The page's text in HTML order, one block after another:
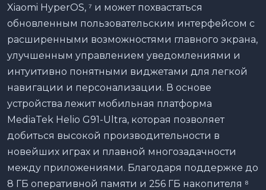
Xiaomi HyperOS, ⁷ и может похвастаться
обновленным пользовательским интерфейсом с
расширенными возможностями главного экрана,
улучшенным управлением уведомлениями и
интуитивно понятными виджетами для легкой
навигации и персонализации. В основе
устройства лежит мобильная платформа
MediaTek Helio G91-Ultra, которая позволяет
добиться высокой производительности в
новейших играх и плавной многозадачности
между приложениями. Благодаря поддержке до
8 ГБ оперативной памяти и 256 ГБ накопителя ⁸